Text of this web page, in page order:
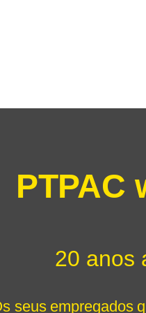
PTPAC
20 anos
seus empregados